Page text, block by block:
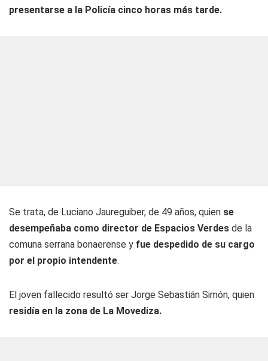
presentarse a la Policía cinco horas más tarde.
Se trata, de Luciano Jaureguiber, de 49 años, quien se
desempeñaba como director de Espacios Verdes de la
comuna serrana bonaerense y fue despedido de su cargo
por el propio intendente.
El joven fallecido resultó ser Jorge Sebastián Simón, quien
residía en la zona de La Movediza.